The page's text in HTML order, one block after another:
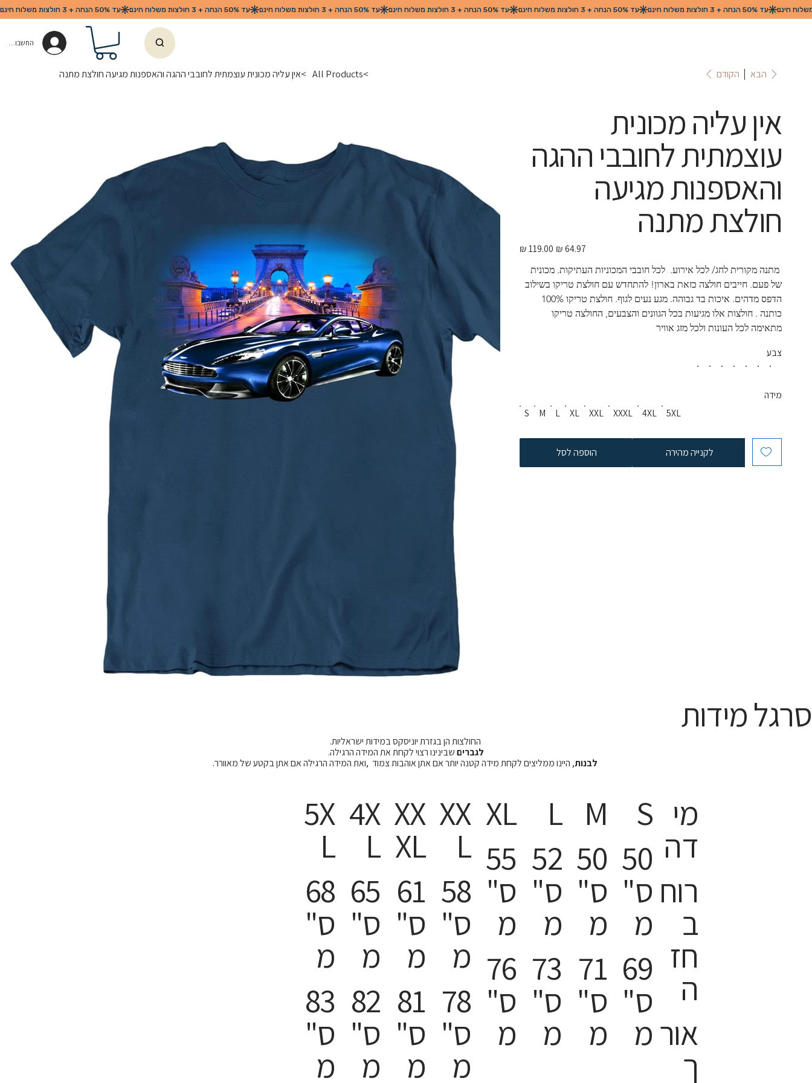
החשבון שלי
>
All Products
>אין עליה מכונית עוצמתית לחובבי ההגה והאספנות מגיעה חולצת מתנה הקודם הבא
אין עליה מכונית
עוצמתית לחובבי ההגה
והאספנות מגיעה
חולצת מתנה
מחיר
מקורי
מחיר
מבצע
מתנה מקורית לחג/ לכל אירוע.  לכל חובבי המכוניות העתיקות. מכונית
של פעם. חייבים חולצה כזאת בארון! להתחדש עם חולצת טריקו בשילוב
כותנה . חולצות אלו מגיעות בכל הגוונים והצבעים, החולצה טריקו
מתאימה לכל העונות ולכל מזג אוויר
צבע
S M L XL XXL XXXL 4XL 5XL
מידה
הוספה לסל לקנייה מהירה
סרגל מידות
החולצות הן בגזרת יוניסקס במידות ישראליות.
לגבריםשבינינו רצוי לקחת את המידה הרגילה.
לבנות, היינו ממליצים לקחת מידה קטנה יותר אם אתן אוהבות צמוד ,ואת המידה הרגילה אם אתן בקטע של מאוורר.
5X
L
68
ס"
מ
83
ס"
מ
4X
L
65
ס"
מ
82
ס"
מ
XX
XL
61
ס"
מ
81
ס"
מ
XX
L
58
ס"
מ
78
ס"
מ
XL
55
ס"
מ
76
ס"
מ
L
52
ס"
מ
73
ס"
מ
M
50
ס"
מ
71
ס"
מ
S
50
ס"
מ
69
ס"
מ
מי
דה
רוח
ב
חז
ה
אור
ך